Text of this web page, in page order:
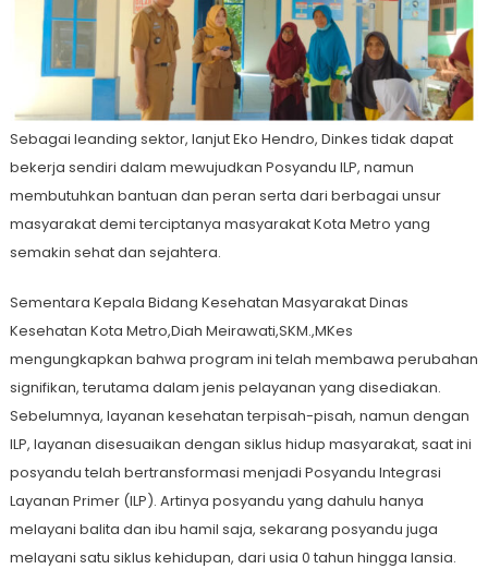
Sebagai leanding sektor, lanjut Eko Hendro, Dinkes tidak dapat
bekerja sendiri dalam mewujudkan Posyandu ILP, namun
membutuhkan bantuan dan peran serta dari berbagai unsur
masyarakat demi terciptanya masyarakat Kota Metro yang
semakin sehat dan sejahtera.
Sementara Kepala Bidang Kesehatan Masyarakat Dinas
Kesehatan Kota Metro,Diah Meirawati,SKM.,MKes
mengungkapkan bahwa program ini telah membawa perubahan
signifikan, terutama dalam jenis pelayanan yang disediakan.
Sebelumnya, layanan kesehatan terpisah-pisah, namun dengan
ILP, layanan disesuaikan dengan siklus hidup masyarakat, saat ini
posyandu telah bertransformasi menjadi Posyandu Integrasi
Layanan Primer (ILP). Artinya posyandu yang dahulu hanya
melayani balita dan ibu hamil saja, sekarang posyandu juga
melayani satu siklus kehidupan, dari usia 0 tahun hingga lansia.